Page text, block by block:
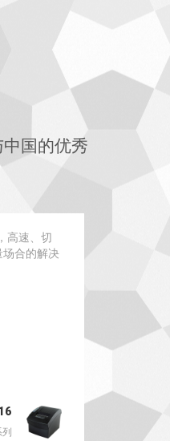
国的优秀
高速、切
场合的解决